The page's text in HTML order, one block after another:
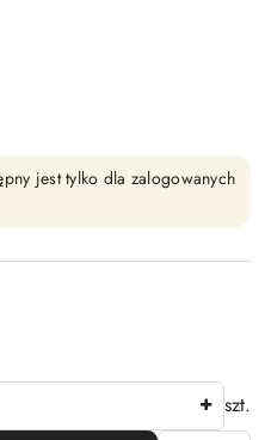
jest tylko dla zalogowanych
szt.